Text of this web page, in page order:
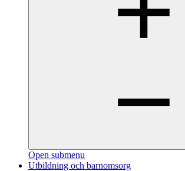
Open submenu
Utbildning och barnomsorg